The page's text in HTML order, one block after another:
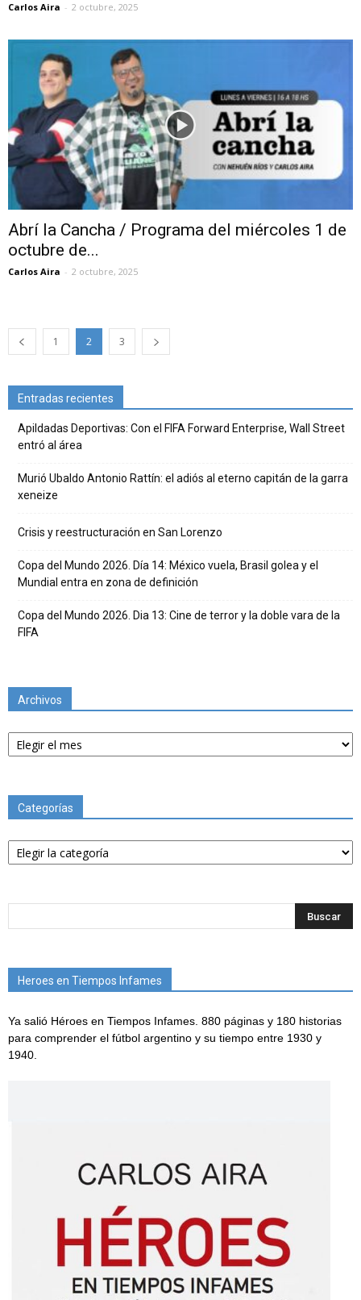
Carlos Aira - 2 octubre, 2025
Abrí la Cancha / Programa del miércoles 1 de
octubre de...
Carlos Aira - 2 octubre, 2025
1 2 3
Entradas recientes
Apildadas Deportivas: Con el FIFA Forward Enterprise, Wall Street
entró al área
Murió Ubaldo Antonio Rattín: el adiós al eterno capitán de la garra
xeneize
Crisis y reestructuración en San Lorenzo
Copa del Mundo 2026. Día 14: México vuela, Brasil golea y el
Mundial entra en zona de definición
Copa del Mundo 2026. Dia 13: Cine de terror y la doble vara de la
FIFA
Archivos
Archivos
Categorías
Categorías
Heroes en Tiempos Infames
Ya salió Héroes en Tiempos Infames. 880 páginas y 180 historias
para comprender el fútbol argentino y su tiempo entre 1930 y
1940.